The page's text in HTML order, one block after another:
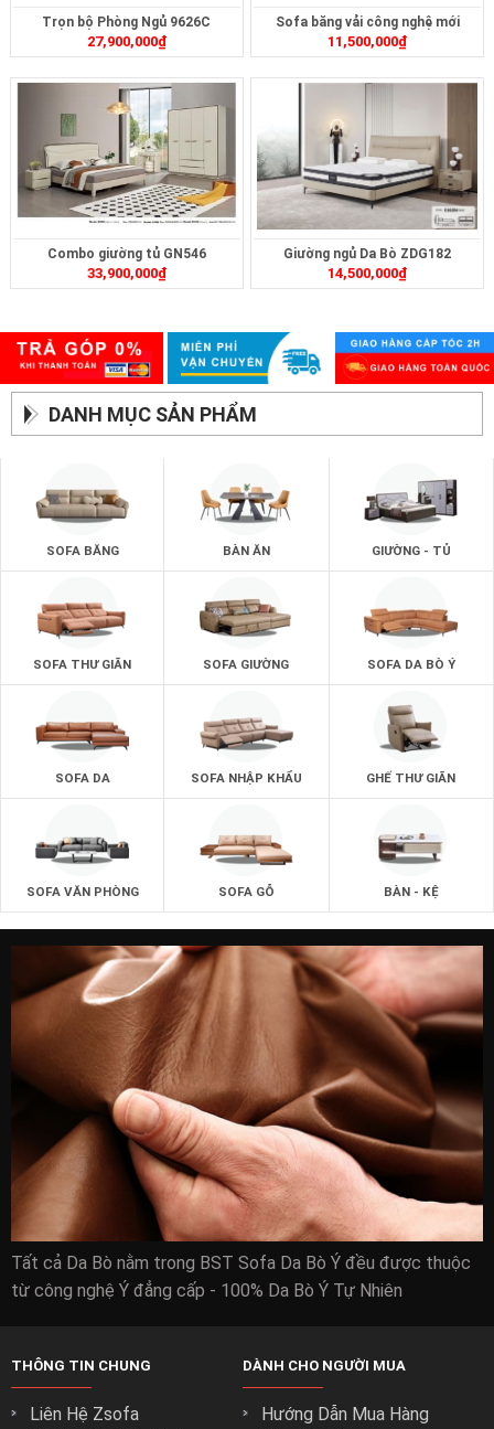
Trọn bộ Phòng Ngủ 9626C
27,900,000₫
Sofa băng vải công nghệ mới
ZB412
11,500,000₫
Combo giường tủ GN546
33,900,000₫
Giường ngủ Da Bò ZDG182
14,500,000₫
DANH MỤC SẢN PHẨM
SOFA BĂNG BÀN ĂN GIƯỜNG - TỦ
SOFA THƯ GIÃN SOFA GIƯỜNG SOFA DA BÒ Ý
SOFA DA SOFA NHẬP KHẨU GHẾ THƯ GIÃN
SOFA VĂN PHÒNG SOFA GỖ BÀN - KỆ
Tất cả Da Bò nằm trong BST Sofa Da Bò Ý đều được thuộc
từ công nghệ Ý đẳng cấp - 100% Da Bò Ý Tự Nhiên
THÔNG TIN CHUNG
Liên Hệ Zsofa
DÀNH CHO NGƯỜI MUA
Hướng Dẫn Mua Hàng